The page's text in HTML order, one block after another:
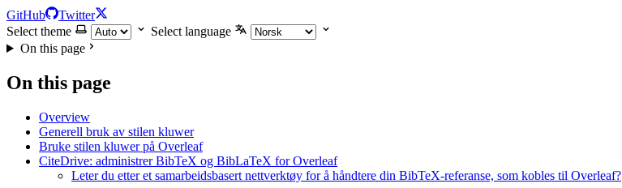
GitHub
Twitter
Select theme
Select language
On this page
On this page
Overview
Generell bruk av stilen kluwer
Bruke stilen kluwer på Overleaf
CiteDrive: administrer BibTeX og BibLaTeX for Overleaf
Leter du etter et samarbeidsbasert nettverktøy for å håndtere din BibTeX-referanse, som kobles til Overleaf?